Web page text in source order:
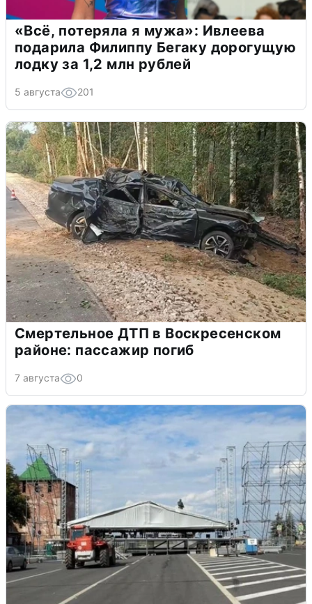
«Всё, потеряла я мужа»: Ивлеева
подарила Филиппу Бегаку дорогущую
лодку за 1,2 млн рублей
5 августа 201
Смертельное ДТП в Воскресенском
районе: пассажир погиб
7 августа 0